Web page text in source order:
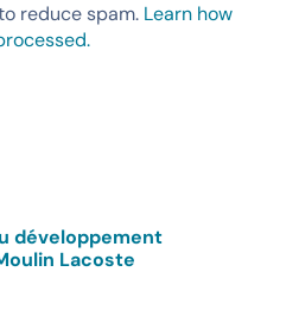
reduce spam. Learn how
développement
Lacoste